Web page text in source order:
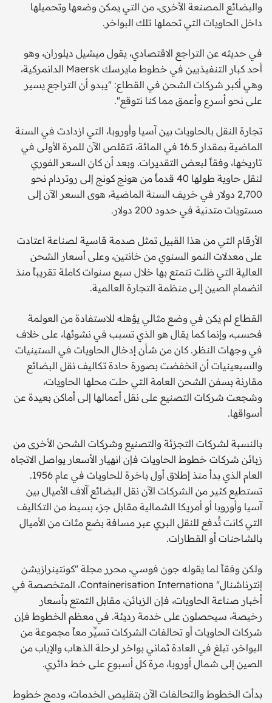
والبضائع المصنعة الأخرى، من التي يمكن وضعها وتحميلها
داخل الحاويات التي تحملها تلك البواخر.
في حديثه عن التراجع الاقتصادي، يقول ميشيل ديلوران، وهو
أحد كبار التنفيذيين في خطوط مايرسك Maersk الدانمركية،
وهي أكبر شركات الشحن في القطاع: "يبدو أن التراجع يسير
على نحو أسرع وأعمق مما كنا نتوقع".
تجارة النقل بالحاويات بين آسيا وأوروبا، التي ازدادت في السنة
الماضية بمقدار 16.5 في المائة، تتقلص الآن للمرة الأولى في
تاريخها، وفقاً لبعض التقديرات. وبعد أن كان السعر الفوري
لنقل حاوية طولها 40 قدماً من هونج كونج إلى روتردام نحو
2,700 دولار في خريف السنة الماضية، هوى السعر الآن إلى
مستويات متدنية في حدود 200 دولار.
الأرقام التي من هذا القبيل تمثل صدمة قاسية لصناعة اعتادت
على معدلات النمو السنوي من خانتين، وعلى أسعار الشحن
العالية التي ظلت تتمتع بها خلال سبع سنوات كاملة تقريباً منذ
انضمام الصين إلى منظمة التجارة العالمية.
القطاع لم يكن في وضع مثالي يؤهله للاستفادة من العولمة
فحسب، وإنما كما يقال هو الذي تسبب في نشوئها، على خلاف
في وجهات النظر. كان من شأن إدخال الحاويات في الستينيات
والسبعينيات أن انخفضت بصورة حادة تكاليف نقل البضائع
مقارنة بسفن الشحن العامة التي حلت محلها الحاويات،
وشجعت شركات التصنيع على نقل أعمالها إلى أماكن بعيدة عن
أسواقها.
بالنسبة لشركات التجزئة والتصنيع وشركات الشحن الأخرى من
زبائن شركات خطوط الحاويات فإن انهيار الأسعار يواصل الاتجاه
العام الذي بدأ منذ إطلاق أول باخرة للحاويات في عام 1956.
تستطيع كثير من الشركات الآن نقل البضائع آلاف الأميال بين
آسيا وأوروبا أو أمريكا الشمالية مقابل جزء بسيط من التكاليف
التي كانت تُدفع للنقل البري عبر مسافة بضع مئات من الأميال
بالشاحنات أو القطارات.
ولكن وفقاً لما يقوله جون فوسي، محرر مجلة "كونتينرازيشن
إنترناشنال" Containerisation Internationa، المتخصصة في
أخبار صناعة الحاويات، فإن الزبائن، مقابل التمتع بأسعار
رخيصة، سيحصلون على خدمة رديئة. في معظم الخطوط فإن
شركات الحاويات أو تحالفات الشركات تسيِّر معاً مجموعة من
البواخر، تبلغ في العادة ثماني بواخر لرحلة الذهاب والإياب من
الصين إلى شمال أوروبا، مرة كل أسبوع على خط دائري.
بدأت الخطوط والتحالفات الآن بتقليص الخدمات، ودمج خطوط